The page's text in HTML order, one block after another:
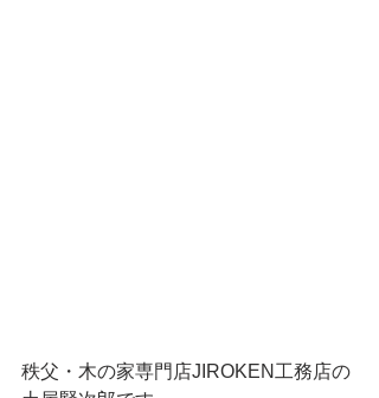
秩父・木の家専門店JIROKEN工務店の